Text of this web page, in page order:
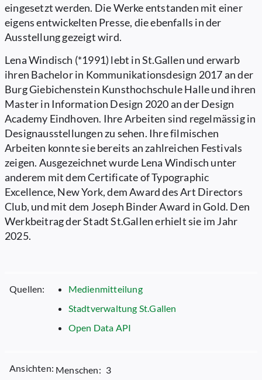
eingesetzt werden. Die Werke entstanden mit einer
eigens entwickelten Presse, die ebenfalls in der
Ausstellung gezeigt wird.
Lena Windisch (*1991) lebt in St.Gallen und erwarb
ihren Bachelor in Kommunikationsdesign 2017 an der
Burg Giebichenstein Kunsthochschule Halle und ihren
Master in Information Design 2020 an der Design
Academy Eindhoven. Ihre Arbeiten sind regelmässig in
Designausstellungen zu sehen. Ihre filmischen
Arbeiten konnte sie bereits an zahlreichen Festivals
zeigen. Ausgezeichnet wurde Lena Windisch unter
anderem mit dem Certificate of Typographic
Excellence, New York, dem Award des Art Directors
Club, und mit dem Joseph Binder Award in Gold. Den
Werkbeitrag der Stadt St.Gallen erhielt sie im Jahr
2025.
Quellen:
Medienmitteilung
Stadtverwaltung St.Gallen
Open Data API
Ansichten: Menschen: 3